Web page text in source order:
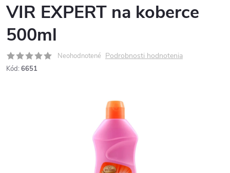
VIR EXPERT na koberce
500ml
Neohodnotené Podrobnosti hodnotenia
Kód: 6651